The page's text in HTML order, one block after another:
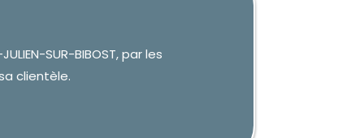
SUR-BIBOST, par les
clientèle.